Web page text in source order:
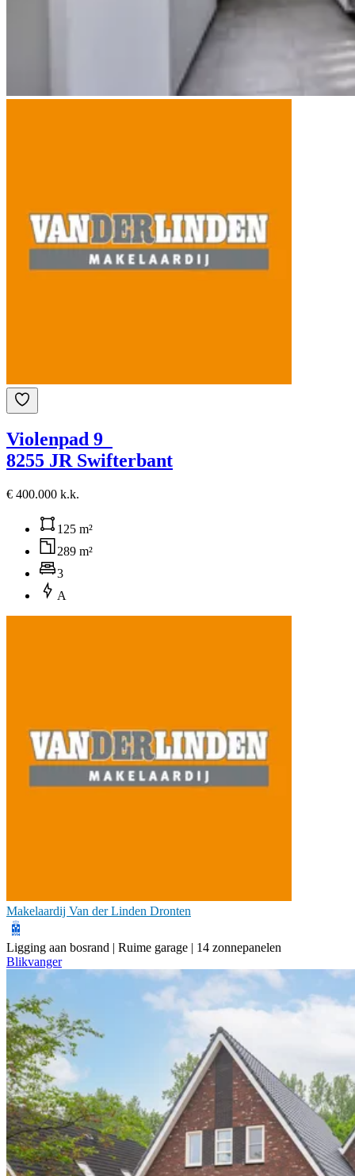
Violenpad 9
8255 JR Swifterbant
€ 400.000 k.k.
125 m²
289 m²
3
A
Makelaardij Van der Linden Dronten
Ligging aan bosrand | Ruime garage | 14 zonnepanelen
Blikvanger